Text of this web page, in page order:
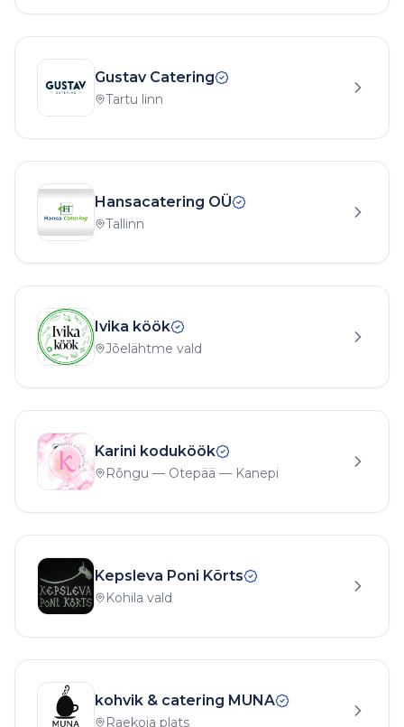
Gustav Catering
Tartu linn
Hansacatering OÜ
Tallinn
Ivika köök
Jõelähtme vald
Karini koduköök
Rõngu — Otepää — Kanepi
Kepsleva Poni Kõrts
Kohila vald
kohvik & catering MUNA
Raekoja plats